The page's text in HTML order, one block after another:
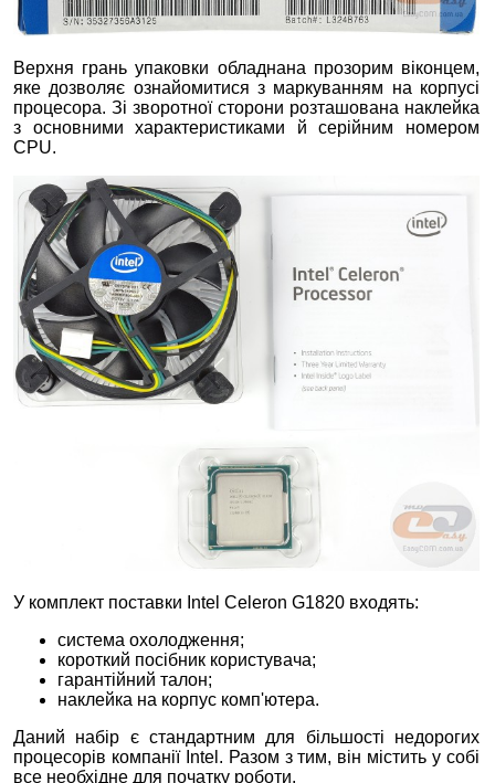
Верхня грань упаковки обладнана прозорим віконцем,
яке дозволяє ознайомитися з маркуванням на корпусі
процесора. Зі зворотної сторони розташована наклейка
з основними характеристиками й серійним номером
CPU.
У комплект поставки Intel Celeron G1820 входять:
система охолодження;
короткий посібник користувача;
гарантійний талон;
наклейка на корпус комп'ютера.
Даний набір є стандартним для більшості недорогих
процесорів компанії Intel. Разом з тим, він містить у собі
все необхідне для початку роботи.